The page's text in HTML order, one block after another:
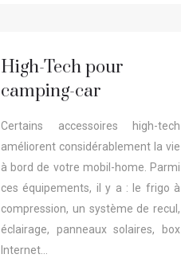
High-Tech pour
camping-car
Certains accessoires high-tech
améliorent considérablement la vie
à bord de votre mobil-home. Parmi
ces équipements, il y a : le frigo à
compression, un système de recul,
éclairage, panneaux solaires, box
Internet…